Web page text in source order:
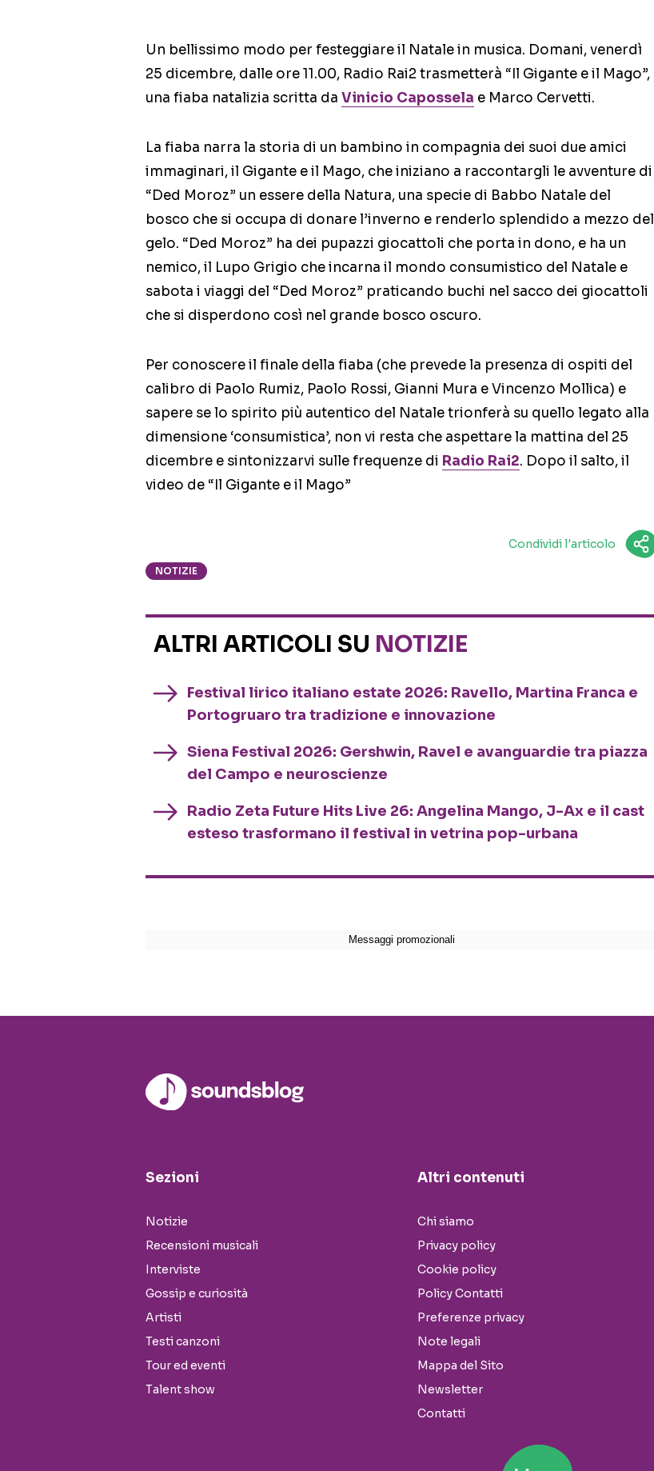
Un bellissimo modo per festeggiare il Natale in musica. Domani, venerdì
25 dicembre, dalle ore 11.00, Radio Rai2 trasmetterà “Il Gigante e il Mago”,
una fiaba natalizia scritta da Vinicio Capossela e Marco Cervetti.
La fiaba narra la storia di un bambino in compagnia dei suoi due amici
immaginari, il Gigante e il Mago, che iniziano a raccontargli le avventure di
“Ded Moroz” un essere della Natura, una specie di Babbo Natale del
bosco che si occupa di donare l’inverno e renderlo splendido a mezzo del
gelo. “Ded Moroz” ha dei pupazzi giocattoli che porta in dono, e ha un
nemico, il Lupo Grigio che incarna il mondo consumistico del Natale e
sabota i viaggi del “Ded Moroz” praticando buchi nel sacco dei giocattoli
che si disperdono così nel grande bosco oscuro.
Per conoscere il finale della fiaba (che prevede la presenza di ospiti del
calibro di Paolo Rumiz, Paolo Rossi, Gianni Mura e Vincenzo Mollica) e
sapere se lo spirito più autentico del Natale trionferà su quello legato alla
dimensione ‘consumistica’, non vi resta che aspettare la mattina del 25
dicembre e sintonizzarvi sulle frequenze di Radio Rai2. Dopo il salto, il
video de “Il Gigante e il Mago”
Condividi l'articolo
NOTIZIE
ALTRI ARTICOLI SU NOTIZIE
Festival lirico italiano estate 2026: Ravello, Martina Franca e
Portogruaro tra tradizione e innovazione
Siena Festival 2026: Gershwin, Ravel e avanguardie tra piazza
del Campo e neuroscienze
Radio Zeta Future Hits Live 26: Angelina Mango, J-Ax e il cast
esteso trasformano il festival in vetrina pop-urbana
Sezioni
Notizie
Recensioni musicali
Interviste
Gossip e curiosità
Artisti
Testi canzoni
Tour ed eventi
Talent show
Altri contenuti
Chi siamo
Privacy policy
Cookie policy
Policy Contatti
Preferenze privacy
Note legali
Mappa del Sito
Newsletter
Contatti